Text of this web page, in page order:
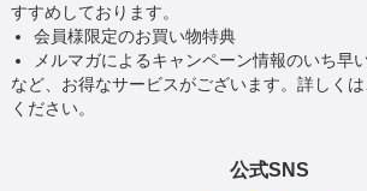
すすめしております。
会員様限定のお買い物特典
メルマガによるキャンペーン情報のいち早
など、お得なサービスがございます。詳しく
ください。
公式SNS